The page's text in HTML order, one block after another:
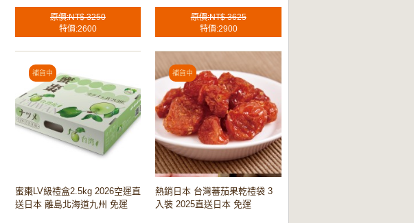
原價:NT$ 3250
特價:2600
原價:NT$ 3625
特價:2900
蜜棗LV級禮盒2.5kg 2026空運直
送日本 離島北海道九州 免運
熱銷日本 台灣蕃茄果乾禮袋 3
入裝 2025直送日本 免運